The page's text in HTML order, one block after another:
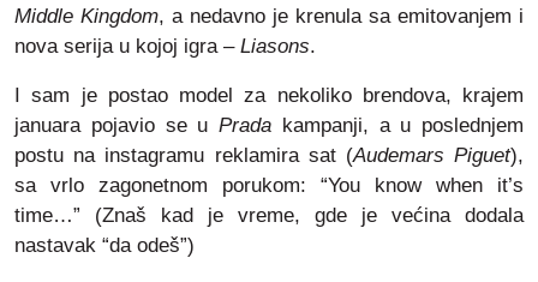
Middle Kingdom, a nedavno je krenula sa emitovanjem i
nova serija u kojoj igra – Liasons.
I sam je postao model za nekoliko brendova, krajem
januara pojavio se u Prada kampanji, a u poslednjem
postu na instagramu reklamira sat (Audemars Piguet),
sa vrlo zagonetnom porukom: “You know when it’s
time…” (Znaš kad je vreme, gde je većina dodala
nastavak “da odeš”)